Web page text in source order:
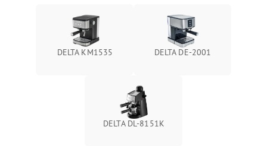
DELTA KM1535 DELTA DE-2001
DELTA DL-8151K